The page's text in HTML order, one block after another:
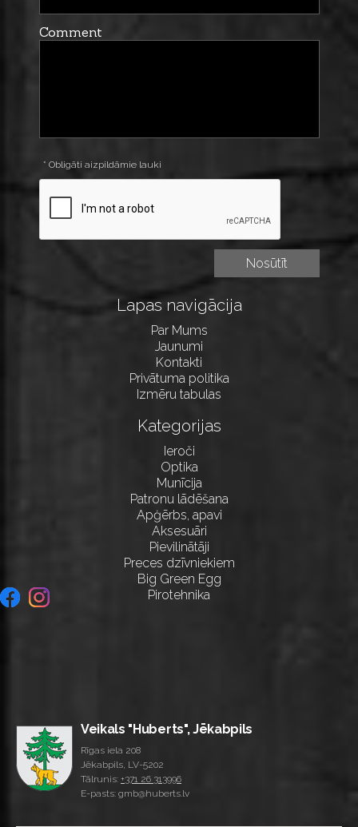
Comment
* Obligāti aizpildāmie lauki
Lapas navigācija
Par Mums
Jaunumi
Kontakti
Privātuma politika
Izmēru tabulas
Kategorijas
Ieroči
Optika
Munīcija
Patronu lādēšana
Apģērbs, apavi
Aksesuāri
Pievilinātāji
Preces dzīvniekiem
Big Green Egg
Pirotehnika
Veikals "Huberts", Jēkabpils
Rīgas iela 208
Jēkabpils, LV-5202
Tālrunis: +371 26 313996
E-pasts: gmb@huberts.lv